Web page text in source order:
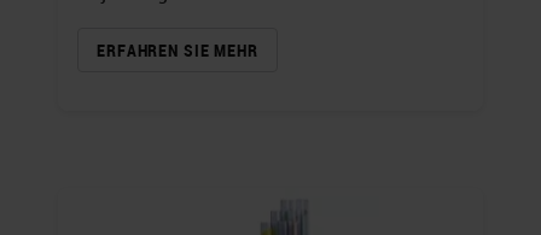
ERFAHREN SIE MEHR